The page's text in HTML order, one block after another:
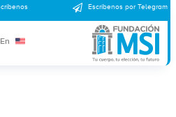
Escríbenos por Telegram
En
en mi casa?
de manera segura.